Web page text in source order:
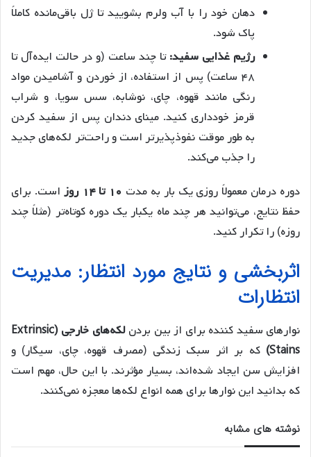
دهان خود را با آب ولرم بشویید تا ژل باقی‌مانده کاملاً
پاک شود.
رژیم غذایی سفید:تا چند ساعت (و در حالت ایده‌آل تا
۴۸ ساعت) پس از استفاده، از خوردن و آشامیدن مواد
رنگی مانند قهوه، چای، نوشابه، سس سویا، و شراب
قرمز خودداری کنید. مینای دندان پس از سفید کردن
به طور موقت نفوذپذیرتر است و راحت‌تر لکه‌های جدید
را جذب می‌کند.
دوره درمان معمولاً روزی یک بار به مدت ۱۰ تا ۱۴ روز
است. برای
حفظ نتایج، می‌توانید هر چند ماه یکبار یک دوره کوتاه‌تر (مثلاً چند
روزه) را تکرار کنید.
اثربخشی و نتایج مورد انتظار: مدیریت
انتظارات
نوارهای سفید کننده برای از بین بردن
لکه‌های خارجی (Extrinsic
Stains) که بر اثر سبک زندگی (مصرف قهوه، چای، سیگار) و
افزایش سن ایجاد شده‌اند، بسیار مؤثرند. با این حال، مهم است
که بدانید این نوارها برای همه انواع لکه‌ها معجزه نمی‌کنند.
نوشته های مشابه